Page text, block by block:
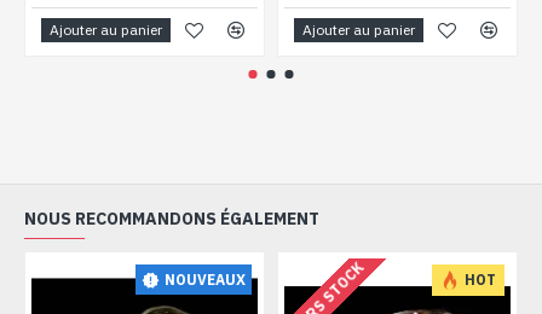
Ajouter au panier Ajouter au panier
NOUS RECOMMANDONS ÉGALEMENT
NOUVEAUX HOT